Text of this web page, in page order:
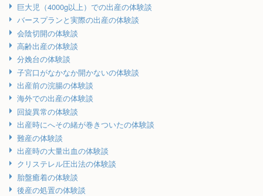
巨大児（4000g以上）での出産の体験談
バースプランと実際の出産の体験談
会陰切開の体験談
高齢出産の体験談
分娩台の体験談
子宮口がなかなか開かないの体験談
出産前の浣腸の体験談
海外での出産の体験談
回旋異常の体験談
出産時にへその緒が巻きついたの体験談
難産の体験談
出産時の大量出血の体験談
クリステレル圧出法の体験談
胎盤癒着の体験談
後産の処置の体験談